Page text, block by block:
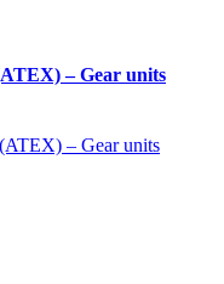
– Gear units